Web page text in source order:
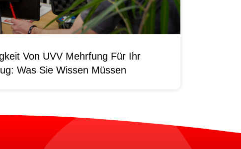
Von UVV Mehrfung Für Ihr
Was Sie Wissen Müssen